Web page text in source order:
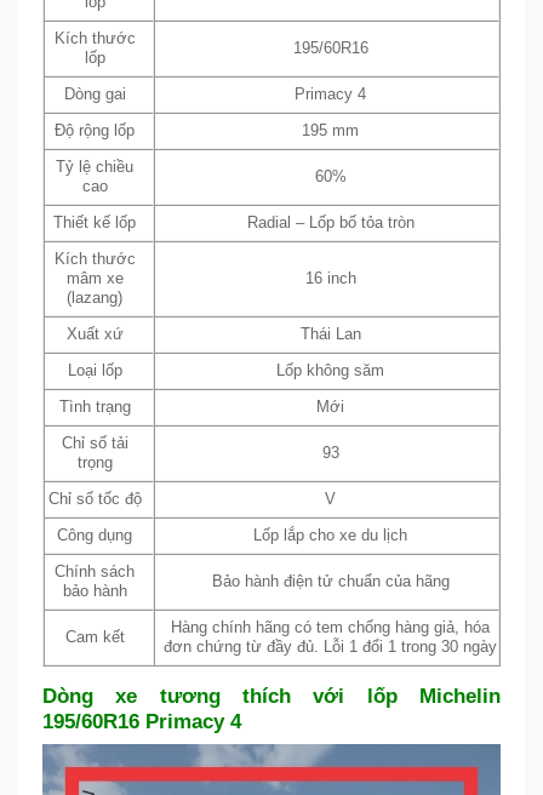
Kích thước
lốp
195/60R16
Dòng gai Primacy 4
Độ rộng lốp 195 mm
Tỷ lệ chiều
cao
60%
Thiết kế lốp Radial – Lốp bố tỏa tròn
Kích thước
mâm xe
(lazang)
16 inch
Xuất xứ Thái Lan
Loại lốp Lốp không săm
Tình trạng Mới
Chỉ số tải
trọng
93
Chỉ số tốc độ V
Công dụng Lốp lắp cho xe du lịch
Chính sách
bảo hành
Bảo hành điện tử chuẩn của hãng
Cam kết
Hàng chính hãng có tem chống hàng giả, hóa
đơn chứng từ đầy đủ. Lỗi 1 đổi 1 trong 30 ngày
Dòng xe tương thích với lốp Michelin
195/60R16 Primacy 4